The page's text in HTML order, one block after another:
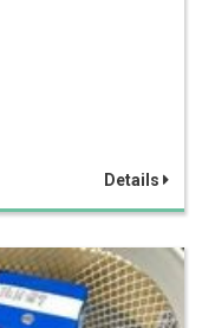
Details